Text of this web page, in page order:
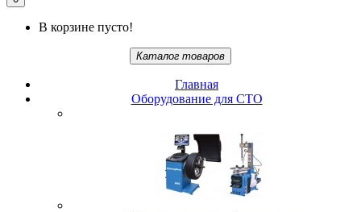
В корзине пусто!
Каталог товаров
Главная
Oбopудoвaниe для CTO